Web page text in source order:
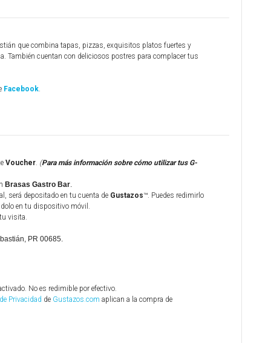
que combina tapas, pizzas, exquisitos platos fuertes y
También cuentan con deliciosos postres para complacer tus
Facebook.
Voucher. (Para más información sobre cómo utilizar tus G-
Brasas Gastro Bar.
será depositado en tu cuenta de Gustazos™. Puedes redimirlo
en tu dispositivo móvil.
visita.
PR 00685.
No es redimible por efectivo.
Privacidad de Gustazos.com aplican a la compra de